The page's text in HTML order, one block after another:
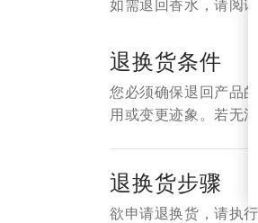
如需退回香水，请阅
退换货条件
您必须确保退回产品
用或变更迹象。若无
退换货步骤
欲申请退换货，请执